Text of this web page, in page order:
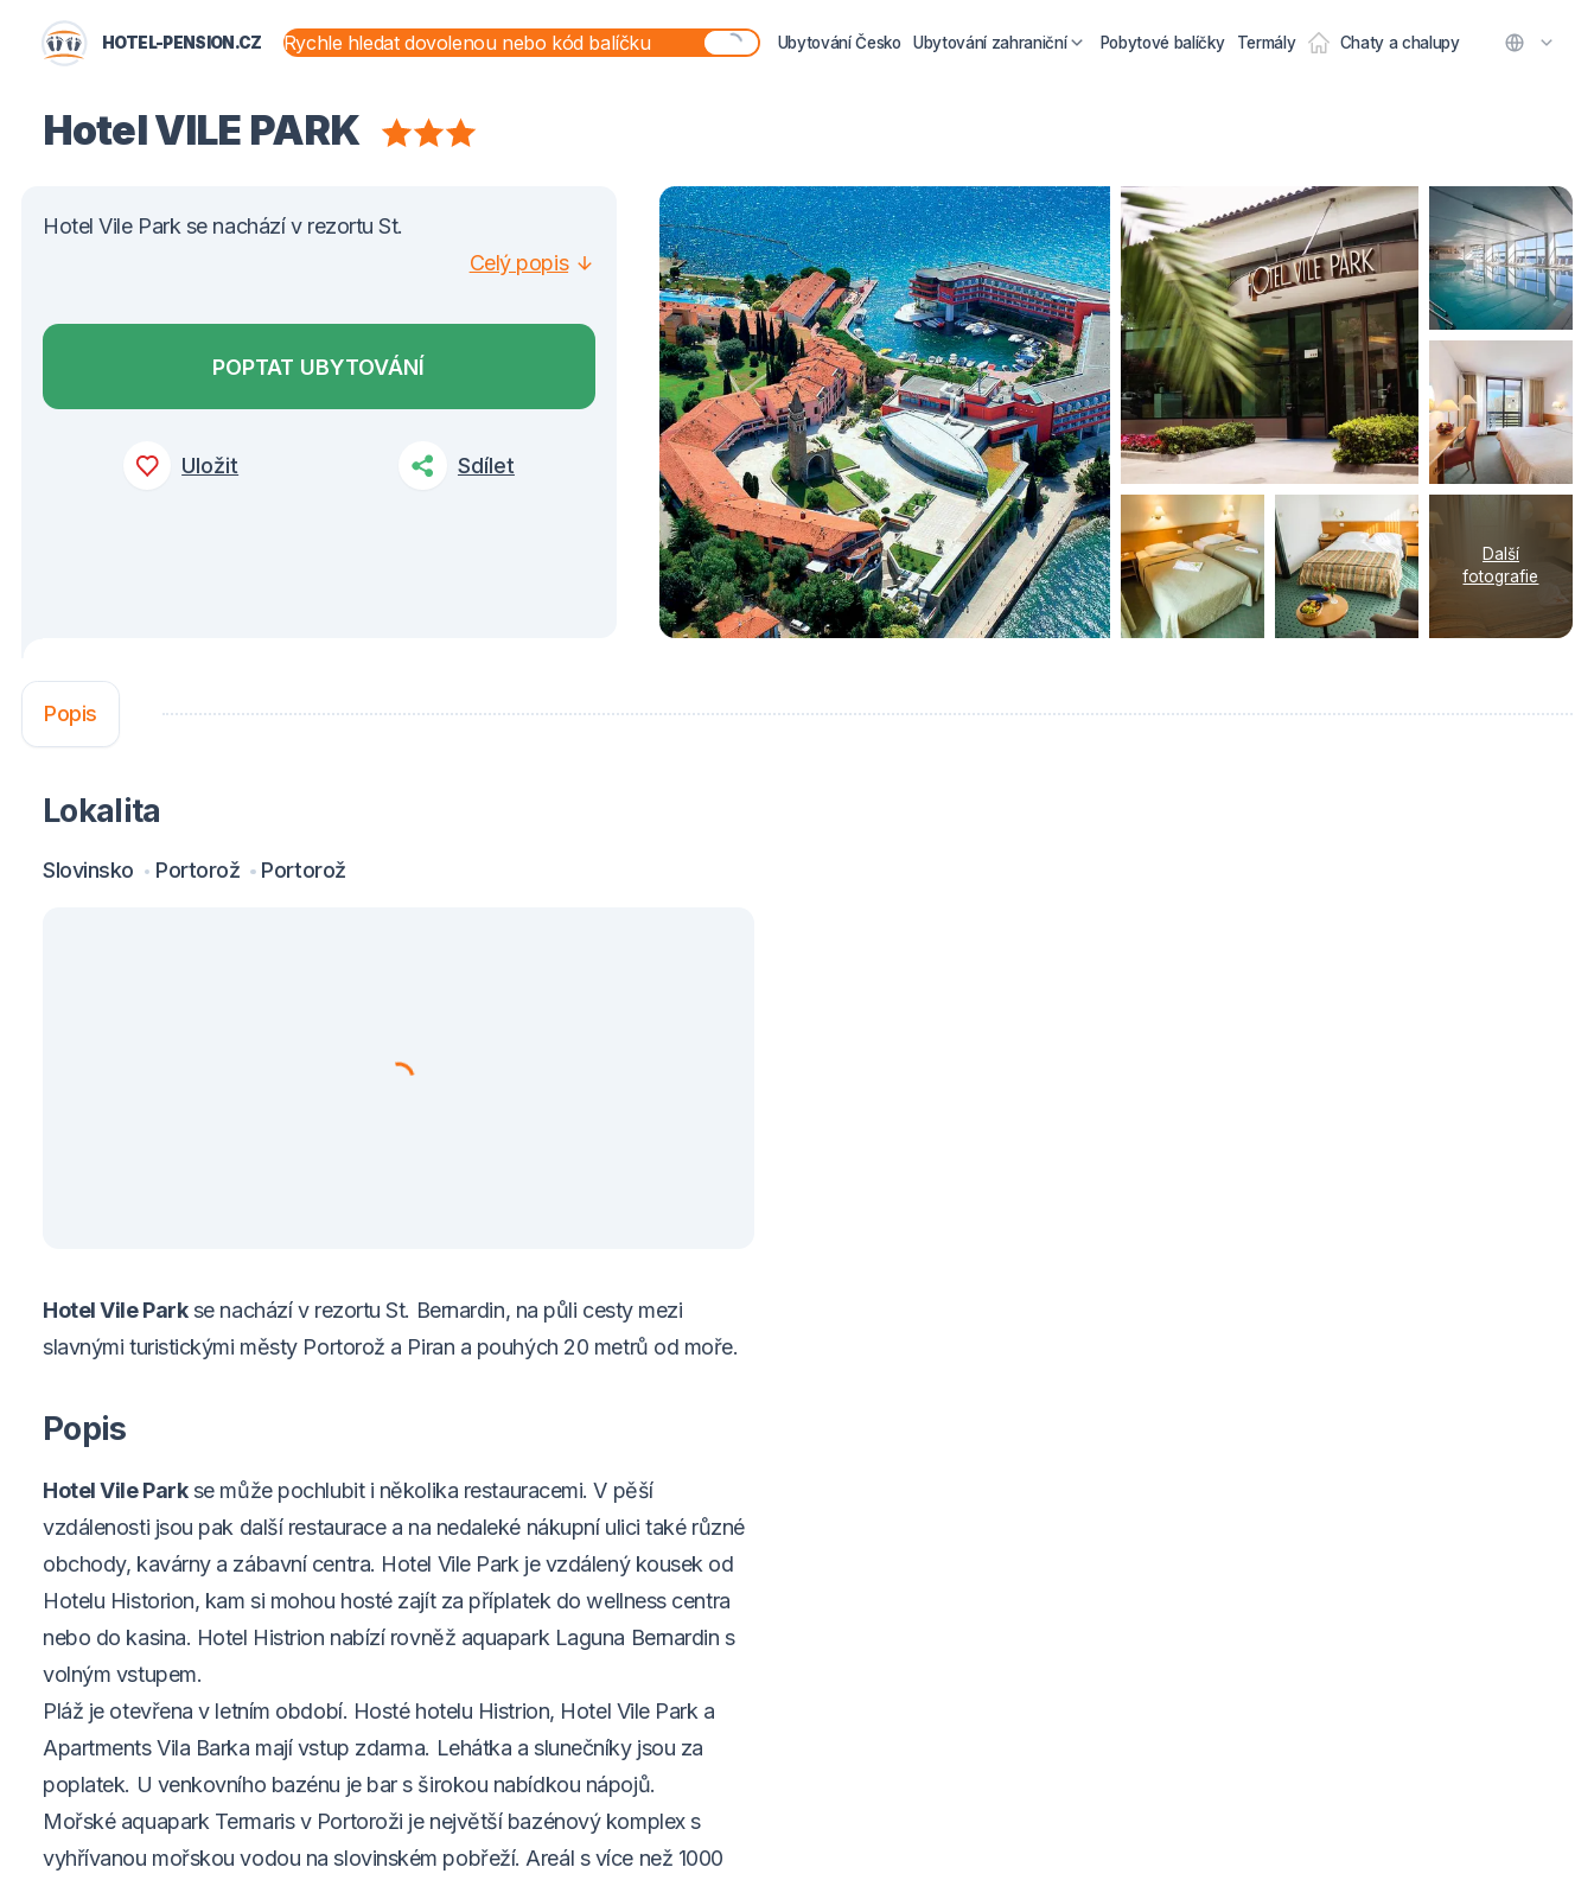
HOTEL-PENSION.CZ Ubytování Česko Ubytování zahraniční Pobytové balíčky Termály Chaty a chalupy
Hotel VILE PARK
Hotel Vile Park se nachází v rezortu St.
Celý popis
POPTAT UBYTOVÁNÍ
Uložit Sdílet
Další
fotografie
Popis
Lokalita
Slovinsko Portorož Portorož
Hotel Vile Parkse nachází v rezortu St. Bernardin, na půli cesty mezi
slavnými turistickými městy Portorož a Piran a pouhých 20 metrů od moře.
Popis
Hotel Vile Parkse může pochlubit i několika restauracemi. V pěší
vzdálenosti jsou pak další restaurace a na nedaleké nákupní ulici také různé
obchody, kavárny a zábavní centra. Hotel Vile Park je vzdálený kousek od
Hotelu Historion, kam si mohou hosté zajít za příplatek do wellness centra
nebo do kasina. Hotel Histrion nabízí rovněž aquapark Laguna Bernardin s
volným vstupem.
Pláž je otevřena v letním období. Hosté hotelu Histrion, Hotel Vile Park a
Apartments Vila Barka mají vstup zdarma. Lehátka a slunečníky jsou za
poplatek. U venkovního bazénu je bar s širokou nabídkou nápojů.
Mořské aquapark Termaris v Portoroži je největší bazénový komplex s
vyhřívanou mořskou vodou na slovinském pobřeží. Areál s více než 1000